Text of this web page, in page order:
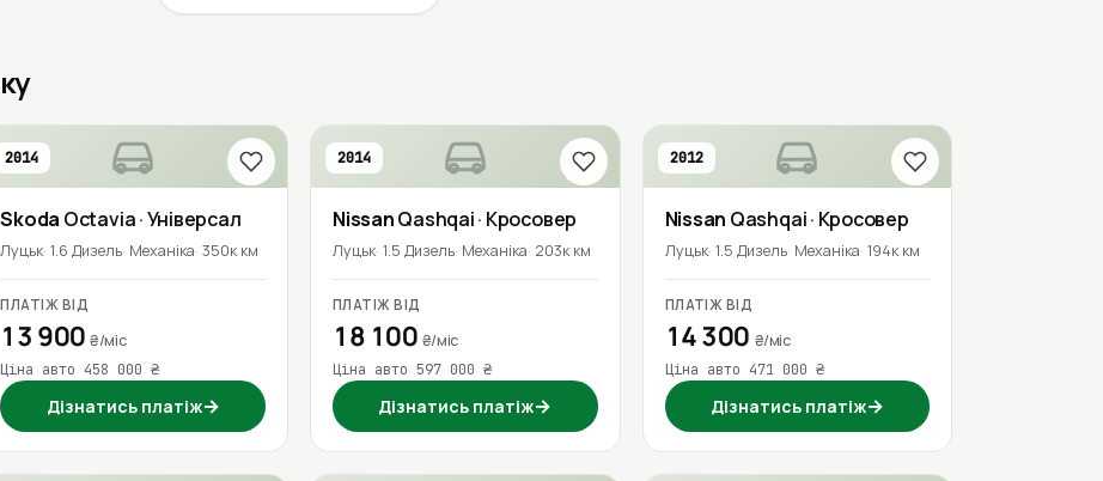
2014
Skoda Octavia· Універсал
Луцьк 1.6 Дизель Механіка 350к км
ПЛАТІЖ ВІД
13 900₴/міс
Ціна авто 458 000 ₴
Дізнатись платіж→
2014
NissanQashqai· Кросовер
Луцьк 1.5 Дизель Механіка 203к км
ПЛАТІЖ ВІД
18 100 ₴/міс
Ціна авто 597 000 ₴
Дізнатись платіж→
2012
Nissan Qashqai· Кросовер
Луцьк 1.5 Дизель Механіка 194к км
ПЛАТІЖ ВІД
14 300 ₴/міс
Ціна авто 471 000 ₴
Дізнатись платіж→